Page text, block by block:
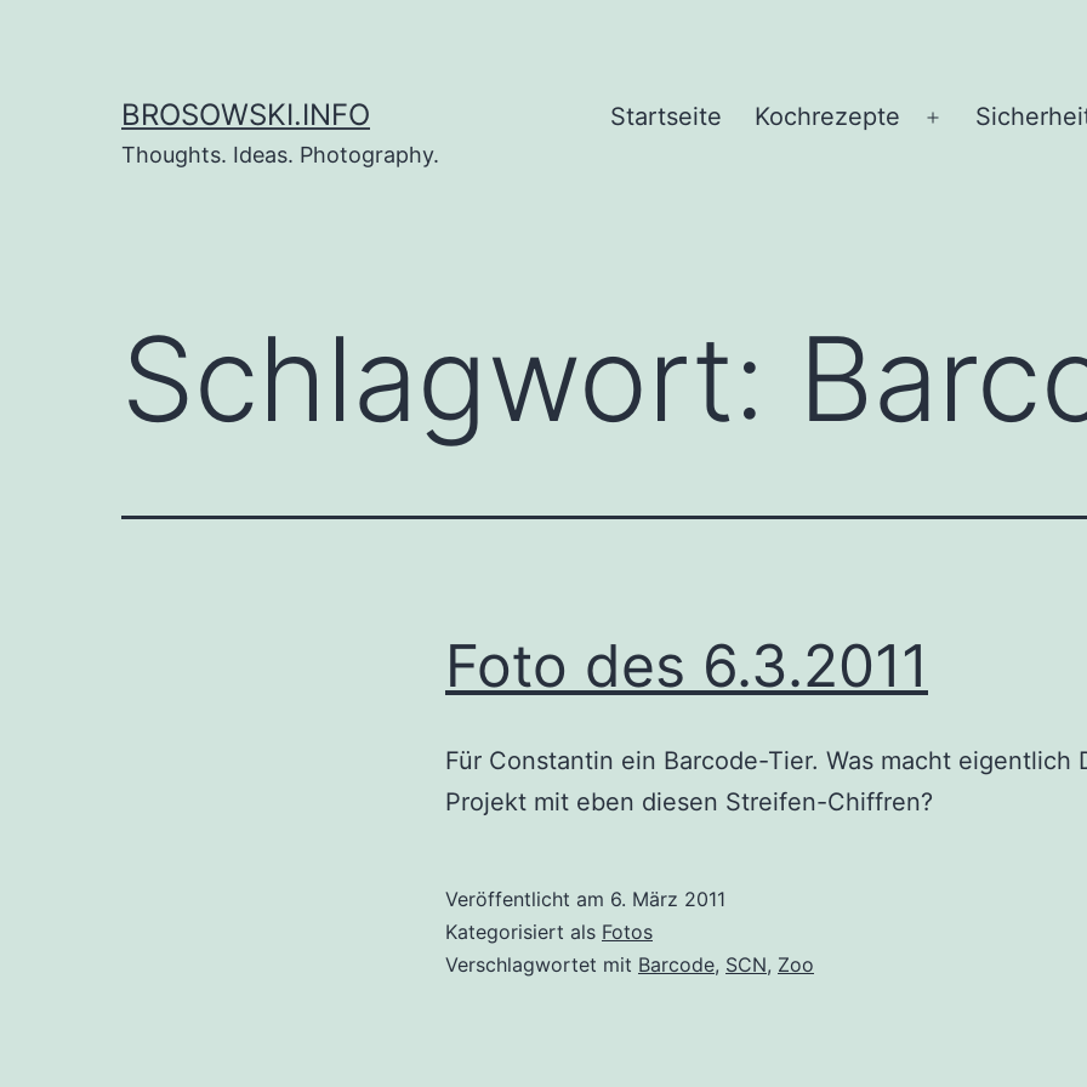
BROSOWSKI.INFO
Thoughts. Ideas. Photography.
Startseite Kochrezepte
Menü
Schlagwort:
Foto des 6.3.2011
Für Constantin ein Barcode-Tier. Was macht eigentlich
Projekt mit eben diesen Streifen-Chiffren?
Veröffentlicht am 6. März 2011
Kategorisiert als Fotos
Verschlagwortet mit Barcode, SCN, Zoo